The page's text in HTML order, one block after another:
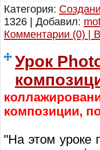
Категория:
1326 | Добавил:
Комментарии (0) |
Урок
композиции,
"На этом уроке